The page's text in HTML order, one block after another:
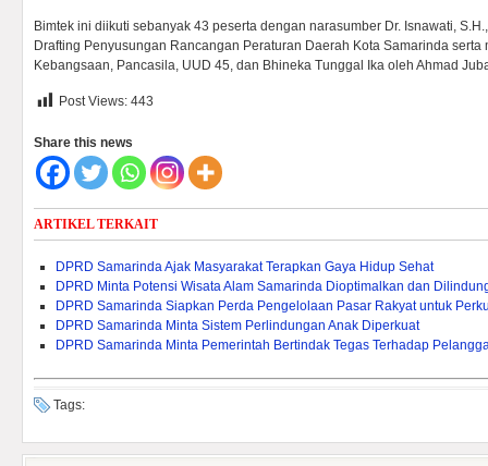
Bimtek ini diikuti sebanyak 43 peserta dengan narasumber Dr. Isnawati,
Drafting Penyusungan Rancangan Peraturan Daerah Kota Samarinda
Kebangsaan, Pancasila, UUD 45, dan Bhineka Tunggal Ika oleh Ahmad
Post Views: 443
Share this news
ARTIKEL TERKAIT
DPRD Samarinda Ajak Masyarakat Terapkan Gaya Hidup Sehat
DPRD Minta Potensi Wisata Alam Samarinda Dioptimalkan dan
DPRD Samarinda Siapkan Perda Pengelolaan Pasar Rakyat untuk
DPRD Samarinda Minta Sistem Perlindungan Anak Diperkuat
DPRD Samarinda Minta Pemerintah Bertindak Tegas Terhadap
Tags: